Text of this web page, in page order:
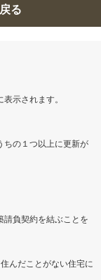
る
示されます。
ちの１つ以上に更新が
負契約を結ぶことを
んだことがない住宅に